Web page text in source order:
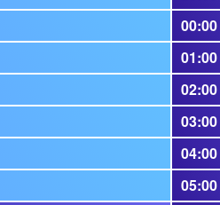
00:00
01:00
02:00
03:00
04:00
05:00